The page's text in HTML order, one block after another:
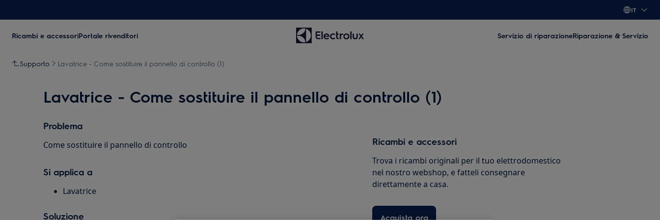
IT
Ricambi e accessoriPortale rivenditori Servizio di riparazioneRiparazione & Servizio
Supporto Lavatrice - Come sostituire il pannello di controllo (1)
Lavatrice - Come sostituire il pannello di controllo (1)
Problema
Come sostituire il pannello di controllo
Si applica a
Lavatrice
Soluzione
Ricambi e accessori
Trova i ricambi originali per il tuo elettrodomestico
nel nostro webshop, e fatteli consegnare
direttamente a casa.
Acquista ora